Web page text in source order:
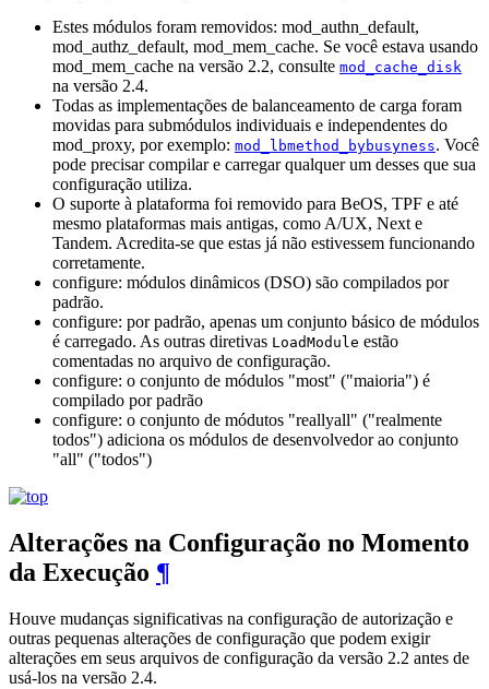
Estes módulos foram removidos: mod_authn_default,
mod_authz_default, mod_mem_cache. Se você estava usando
mod_mem_cache na versão 2.2, consulte mod_cache_disk
na versão 2.4.
Todas as implementações de balanceamento de carga foram
movidas para submódulos individuais e independentes do
mod_proxy, por exemplo: mod_lbmethod_bybusyness. Você
pode precisar compilar e carregar qualquer um desses que sua
configuração utiliza.
O suporte à plataforma foi removido para BeOS, TPF e até
mesmo plataformas mais antigas, como A/UX, Next e
Tandem. Acredita-se que estas já não estivessem funcionando
corretamente.
configure: módulos dinâmicos (DSO) são compilados por
padrão.
configure: por padrão, apenas um conjunto básico de módulos
é carregado. As outras diretivas LoadModule estão
comentadas no arquivo de configuração.
configure: o conjunto de módulos "most" ("maioria") é
compilado por padrão
configure: o conjunto de módutos "reallyall" ("realmente
todos") adiciona os módulos de desenvolvedor ao conjunto
"all" ("todos")
Alterações na Configuração no Momento
da Execução ¶
Houve mudanças significativas na configuração de autorização e
outras pequenas alterações de configuração que podem exigir
alterações em seus arquivos de configuração da versão 2.2 antes de
usá-los na versão 2.4.